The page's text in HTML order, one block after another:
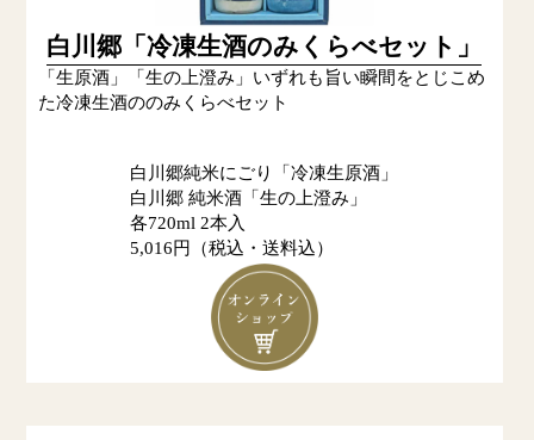
白川郷「冷凍生酒のみくらべセット」
「生原酒」「生の上澄み」いずれも旨い瞬間をとじこめ
た冷凍生酒ののみくらべセット
白川郷純米にごり「冷凍生原酒」
白川郷 純米酒「生の上澄み」
各720ml 2本入
5,016円（税込・送料込）